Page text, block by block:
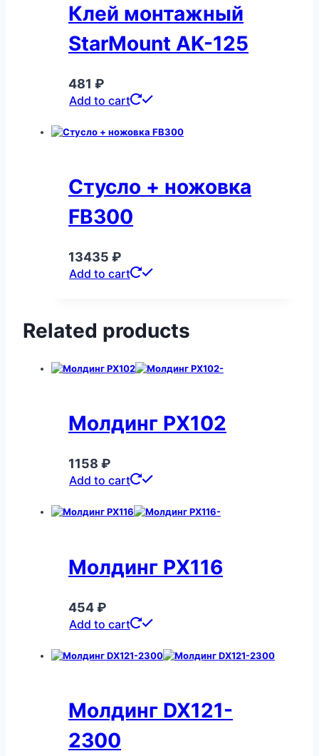
Клей монтажный
StarMount AK-125
481 ₽
Add to cart
Стусло + ножовка
FB300
13435 ₽
Add to cart
Related products
Молдинг PX102
1158 ₽
Add to cart
Молдинг PX116
454₽
Add to cart
Молдинг DX121-
2300